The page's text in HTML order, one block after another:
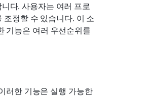
다. 사용자는 여러 프로
정할 수 있습니다. 이 소
기능은 여러 우선순위를
러한 기능은 실행 가능한